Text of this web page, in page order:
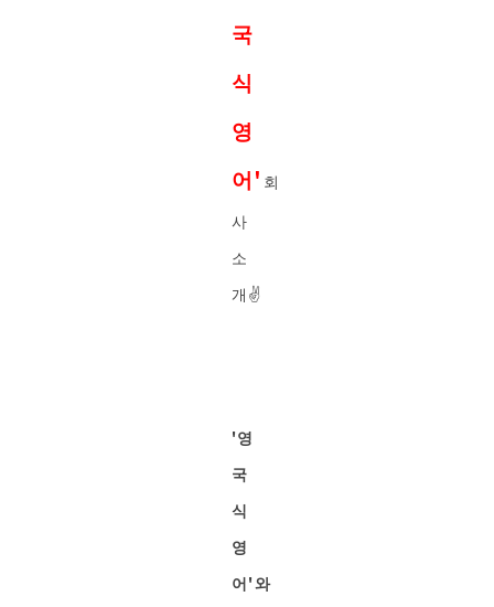
국
식
영
어' 회
사
소
개✌️
'영
국
식
영
어'와